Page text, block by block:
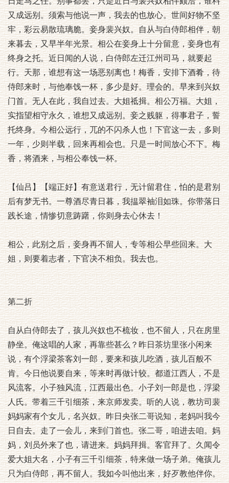
又成远别。须索与他说一声，我去的也放心。世间好物不坚
牢，彩云易散琉璃脆。妾身裴兴奴。自从与白侍郎相伴，朝
来暮去，又早半年光景。相公在妾身上十分留意，妾身也有
终身之托。近日闻的人说，白侍郎左迁江州司马，就要起
行。天那，谁想有这一场恶别离也！梅香，安排下酒肴，待
侍郎来时，与他奉饯一杯，多少是好。理会的。早来到兴奴
门首。无人在此，我自过去。大姐祗揖。相公万福。大姐，
实指望相守永久，谁想又成远别。妾之贱躯，得事君子，誓
托终身。今相公远行，兀的不闪杀人也！下官这一去，多则
一年，少则半载，回来再相会也。只是一时间放心不下。梅
香，将酒来，与相公奉饯一杯。
【仙吕】【端正好】有意送君行，无计留君住，怕的是君别
后有梦无书。一尊酒尽青日暮，我揾翠袖泪如珠。你带落日
践长途，情惨切意踌躇，你则身去心休去！
相公，此别之后，妾身再不留人，专等相公早些回来。大
姐，则要着志者，下官决不相负。我去也。
第二折
自从白侍郎去了，孩儿兴奴也不梳妆，也不留人，只在房里
静坐。俺这唱的人家，再靠些甚么？昨日茶坊里张小闲来
说，有个浮梁茶客刘一郎，要来和孩儿吃酒，孩儿百般不
肯。今日他说要自来，等来时再做计较。都道江西人，不是
风流客。小子独风流，江西最出色。小子刘一郎是也，浮梁
人氏。带着三千引细茶，来京师发卖。听的人说，教坊司裴
妈妈家有个女儿，名兴奴。昨日央张二哥说知，老妈叫我今
日自去。走了一会儿，来到门首也。张二哥，咱进去咱。妈
妈，刘员外来了也，请进来。妈妈拜揖。客官拜了。久闻令
爱大姐大名，小子有三千引细茶，特来做一场子弟。俺孩儿
只为白侍郎，再不留人。我如今叫他出来，好歹教他伴你。